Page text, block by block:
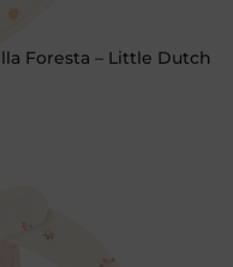
Foresta – Little Dutch